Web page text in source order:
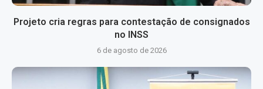
Projeto cria regras para contestação de consignados
no INSS
6 de agosto de 2026